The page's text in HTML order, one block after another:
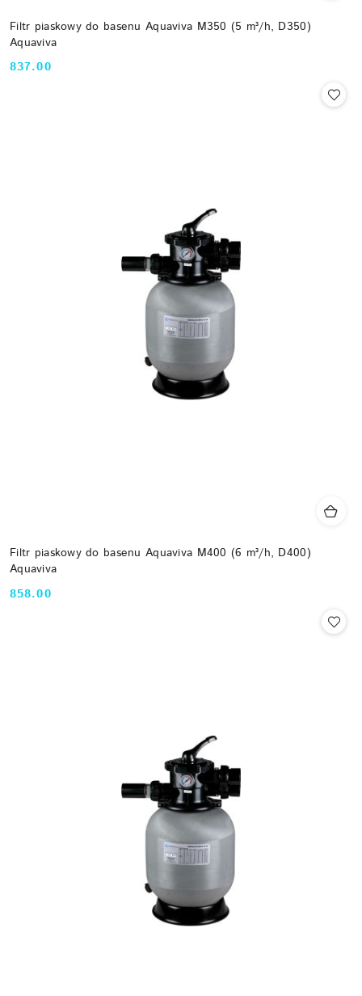
Filtr piaskowy do basenu Aquaviva M350 (5 m³/h, D350)
Aquaviva
Cena:
837.00
Filtr piaskowy do basenu Aquaviva M400 (6 m³/h, D400)
Aquaviva
Cena:
858.00